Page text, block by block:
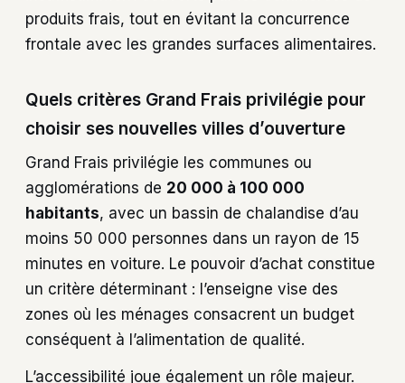
produits frais, tout en évitant la concurrence
frontale avec les grandes surfaces alimentaires.
Quels critères Grand Frais privilégie pour
choisir ses nouvelles villes d’ouverture
Grand Frais privilégie les communes ou
agglomérations de 20 000 à 100 000
habitants, avec un bassin de chalandise d’au
moins 50 000 personnes dans un rayon de 15
minutes en voiture. Le pouvoir d’achat constitue
un critère déterminant : l’enseigne vise des
zones où les ménages consacrent un budget
conséquent à l’alimentation de qualité.
L’accessibilité joue également un rôle majeur.